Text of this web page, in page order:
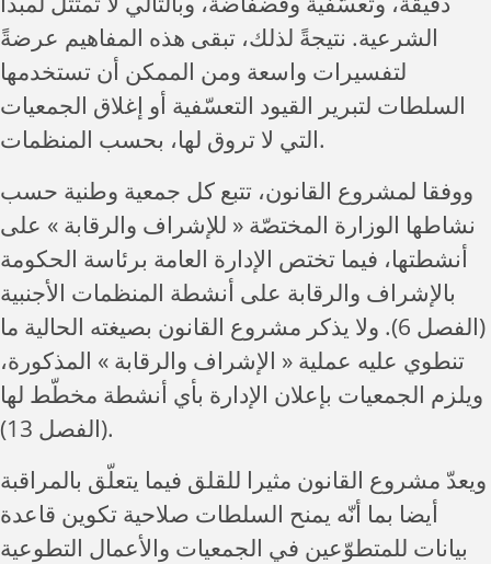
الشرعية. نتيجةً لذلك، تبقى هذه المفاهيم عرضةً
لتفسيرات واسعة ومن الممكن أن تستخدمها
السلطات لتبرير القيود التعسّفية أو إغلاق الجمعيات
التي لا تروق لها، بحسب المنظمات.
ووفقا لمشروع القانون، تتبع كل جمعية وطنية حسب
نشاطها الوزارة المختصّة « للإشراف والرقابة » على
أنشطتها، فيما تختص الإدارة العامة برئاسة الحكومة
بالإشراف والرقابة على أنشطة المنظمات الأجنبية
(الفصل 6). ولا يذكر مشروع القانون بصيغته الحالية ما
تنطوي عليه عملية « الإشراف والرقابة » المذكورة،
ويلزم الجمعيات بإعلان الإدارة بأي أنشطة مخطّط لها
(الفصل 13).
ويعدّ مشروع القانون مثيرا للقلق فيما يتعلّق بالمراقبة
أيضا بما أنّه يمنح السلطات صلاحية تكوين قاعدة
بيانات للمتطوّعين في الجمعيات والأعمال التطوعية